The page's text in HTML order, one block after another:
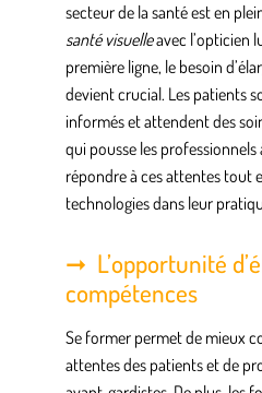
secteur de la santé est en
santé visuelleavec l’opticien
première ligne, le besoin
devient crucial. Les patients
informés et attendent des
qui pousse les
répondre à ces attentes tout
technologies dans leur
L’opportunité
compétences
Se former permet de mieux
attentes des patients et de